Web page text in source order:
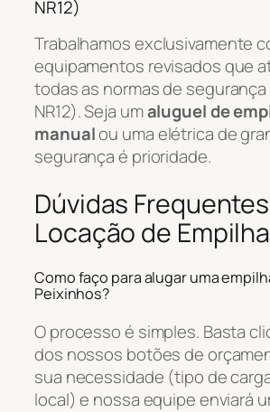
NR12)
Trabalhamos exclusivamente
equipamentos revisados que
todas as normas de segurança
NR12). Seja umaluguel de
manualou uma elétrica de
segurança é prioridade.
Dúvidas
Locação de
Como faço para alugar uma
Peixinhos?
O processo é simples. Basta
dos nossos botões de
sua necessidade (tipo de
local) e nossa equipe enviará